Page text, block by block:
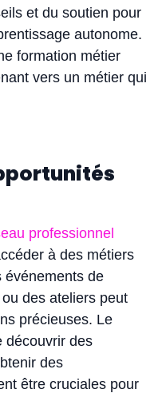
et du soutien pour
autonome.
formation métier
vers un métier qui
professionnel
à des métiers
événements de
ou des ateliers peut
précieuses. Le
découvrir des
des
être cruciales pour